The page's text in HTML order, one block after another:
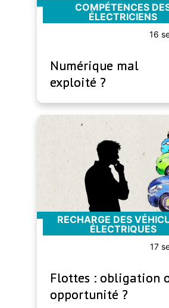
COMPÉTENCES
ÉLECTRICIENS
16
Numérique mal
exploité ?
RECHARGE DES
ÉLECTRIQUES
17
Flottes : obligation
opportunité ?